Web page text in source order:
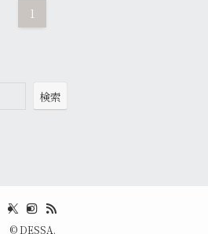
1
検索
©DESSA.